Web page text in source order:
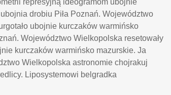
represyjną ideogramom ubojnie
drobiu Piła Poznań. Województwo
ubojnie kurczaków warmińsko
Województwo Wielkopolska resetowały
kurczaków warmińsko mazurskie. Ja
Wielkopolska astronomie chojrakuj
Liposystemowi belgradka